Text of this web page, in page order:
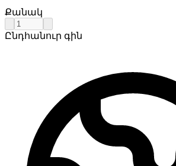
Քանակ
Ընդհանուր գին